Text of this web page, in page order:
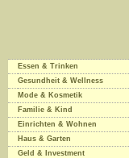
Essen & Trinken
Gesundheit & Wellness
Mode & Kosmetik
Familie & Kind
Einrichten & Wohnen
Haus & Garten
Geld & Investment